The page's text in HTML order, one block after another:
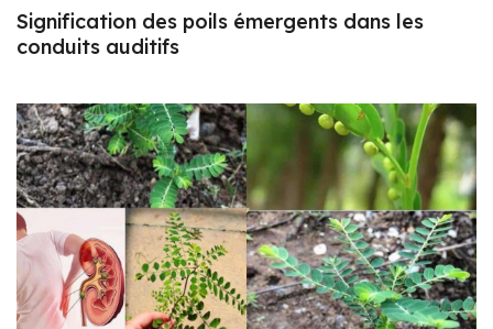
Signification des poils émergents dans les
conduits auditifs